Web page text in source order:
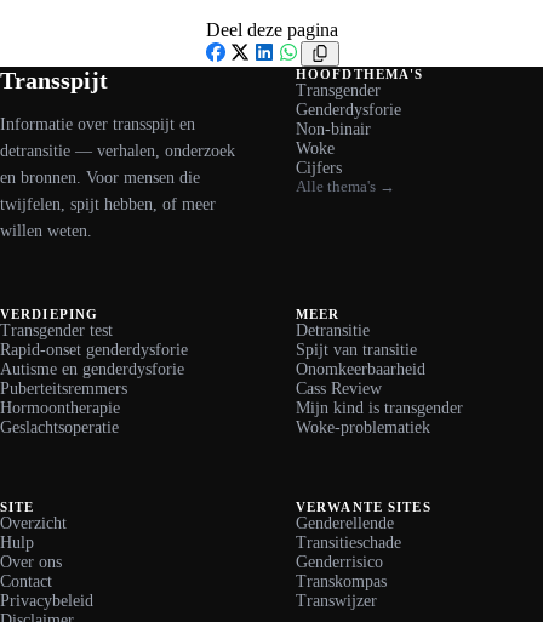
Deel deze pagina
Facebook
X LinkedIn
WhatsApp
Transspijt
Informatie over transspijt en
detransitie — verhalen, onderzoek
en bronnen. Voor mensen die
twijfelen, spijt hebben, of meer
willen weten.
HOOFDTHEMA'S
Transgender
Genderdysforie
Non-binair
Woke
Cijfers
Alle thema's →
VERDIEPING
Transgender test
Rapid-onset genderdysforie
Autisme en genderdysforie
Puberteitsremmers
Hormoontherapie
Geslachtsoperatie
MEER
Detransitie
Spijt van transitie
Onomkeerbaarheid
Cass Review
Mijn kind is transgender
Woke-problematiek
SITE
Overzicht
Hulp
Over ons
Contact
Privacybeleid
VERWANTE SITES
Genderellende
Transitieschade
Genderrisico
Transkompas
Transwijzer